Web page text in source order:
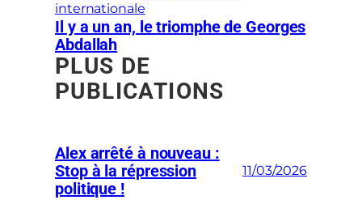
internationale
Il y a un an, le triomphe de Georges
Abdallah
PLUS DE
PUBLICATIONS
Alex arrêté à nouveau :
Stop à la répression
politique !
11/03/2026